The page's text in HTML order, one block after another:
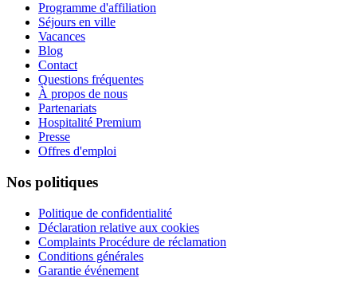
Programme d'affiliation
Séjours en ville
Vacances
Blog
Contact
Questions fréquentes
À propos de nous
Partenariats
Hospitalité Premium
Presse
Offres d'emploi
Nos politiques
Politique de confidentialité
Déclaration relative aux cookies
Complaints Procédure de réclamation
Conditions générales
Garantie événement